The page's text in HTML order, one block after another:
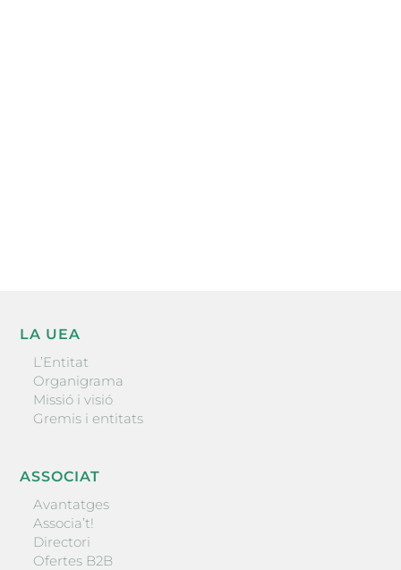
LA UEA
L’Entitat
Organigrama
Missió i visió
Gremis i entitats
ASSOCIAT
Avantatges
Associa’t!
Directori
Ofertes B2B